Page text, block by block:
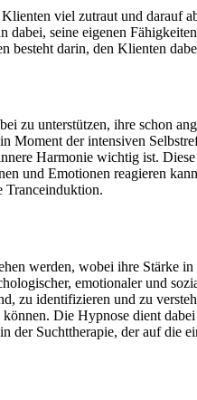
viel zutraut und darauf
seine eigenen
darin, den Klienten
zu unterstützen, ihre schon
Moment der intensiven
Harmonie wichtig ist.
und Emotionen reagieren
Tranceinduktion.
werden, wobei ihre Stärke
emotionaler und
zu identifizieren und zu
Die Hypnose dient
der Suchttherapie, der auf